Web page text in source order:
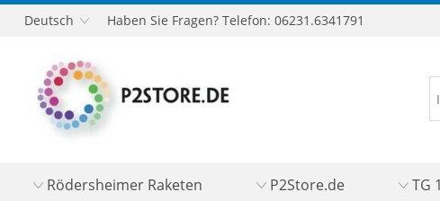
Deutsch Haben Sie Fragen? Telefon: 06231.6341791
Rödersheimer Raketen P2Store.de TG